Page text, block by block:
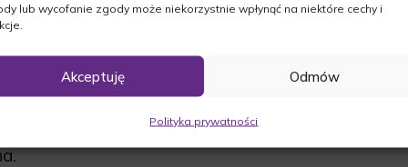
lub wycofanie zgody może niekorzystnie wpłynąć na niektóre cechy i
Akceptuję Odmów
Polityka prywatności
o godz. 11:00 w kościele pw. Najświętszej
pogrzebowa na cmentarzu